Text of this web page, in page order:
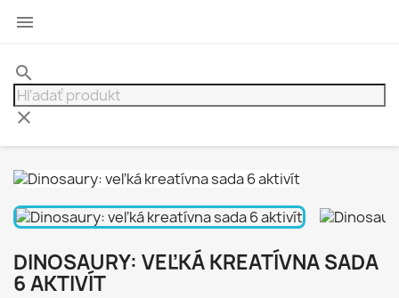

search
clear
DINOSAURY: VEĽKÁ KREATÍVNA SADA
6 AKTIVÍT